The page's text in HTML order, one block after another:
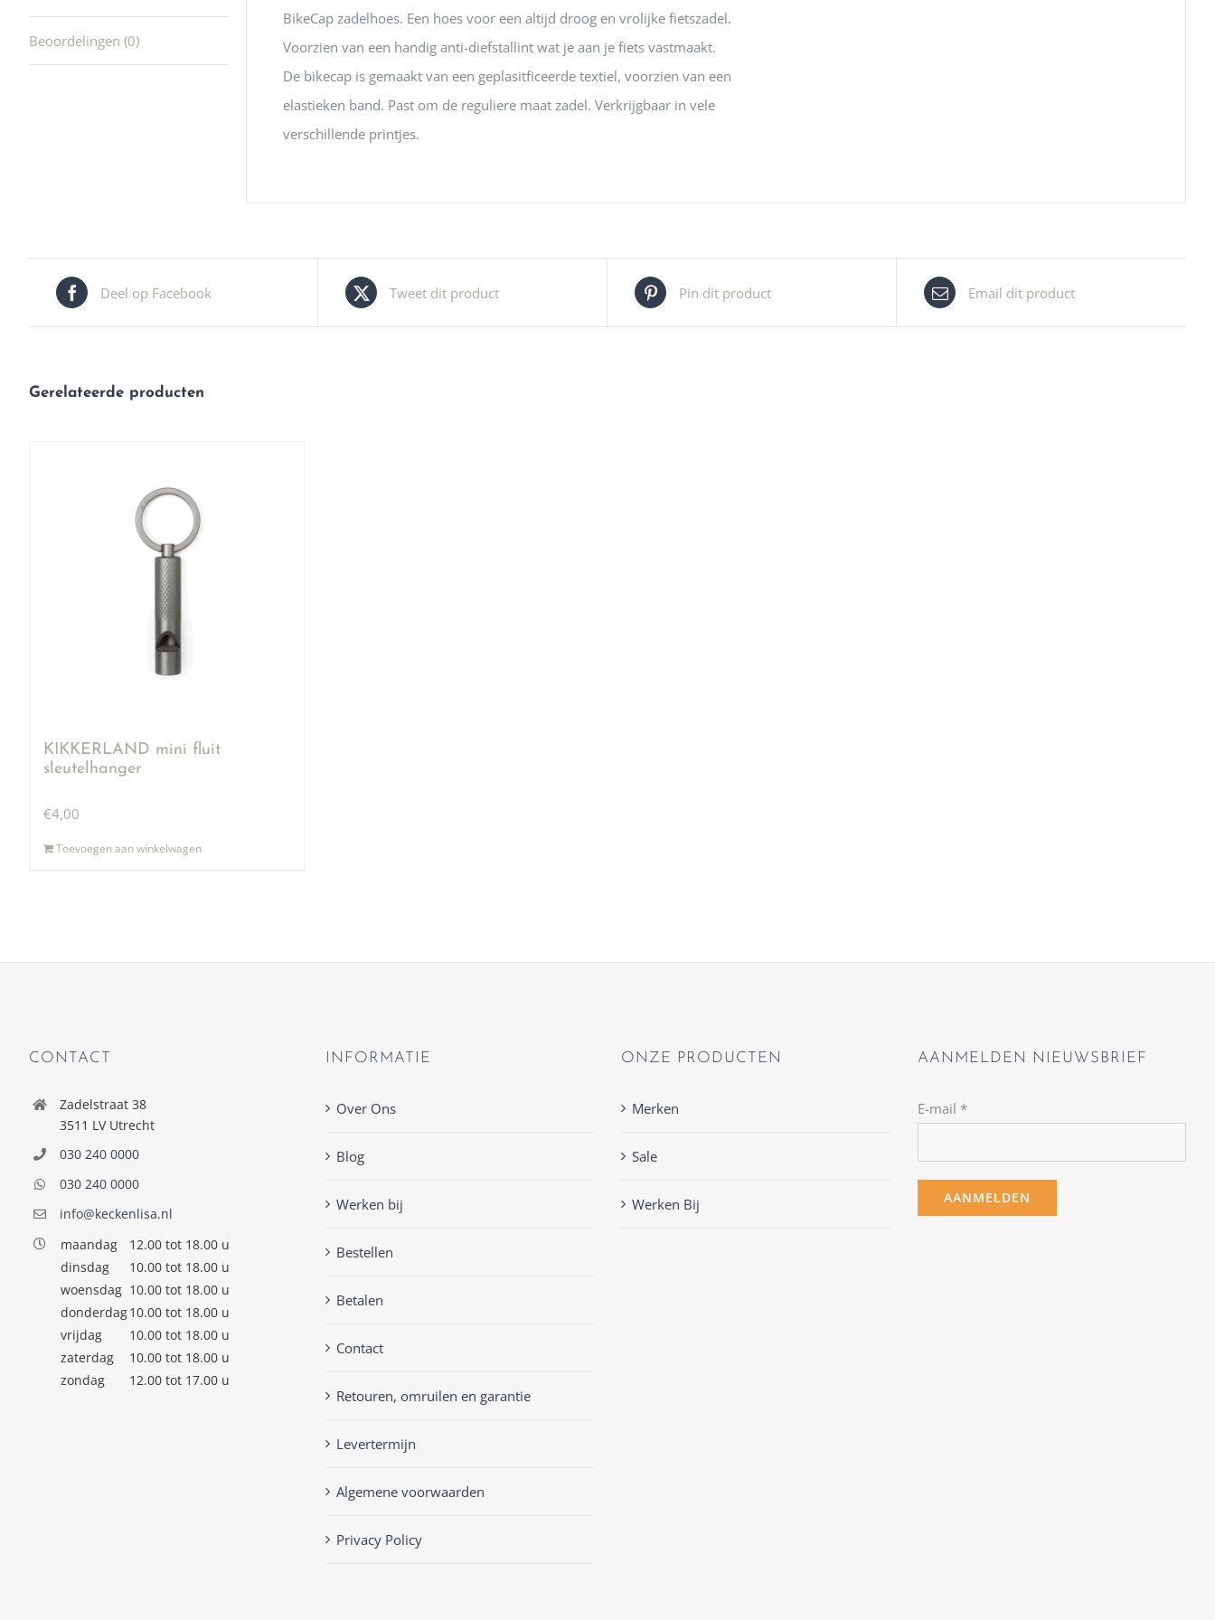
Beoordelingen (0)
BikeCap zadelhoes. Een hoes voor een altijd droog en vrolijke fietszadel.
Voorzien van een handig anti-diefstallint wat je aan je fiets vastmaakt.
De bikecap is gemaakt van een geplasitficeerde textiel, voorzien van een
elastieken band. Past om de reguliere maat zadel. Verkrijgbaar in vele
verschillende printjes.
Deel op Facebook Tweet dit product Pin dit product Email dit product
Gerelateerde producten
KIKKERLAND mini fluit
sleutelhanger
€4,00
Toevoegen aan winkelwagen
CONTACT
Zadelstraat 38
3511 LV Utrecht
030 240 0000
030 240 0000
info@keckenlisa.nl
maandag
12.00 tot 18.00 u
dinsdag
10.00 tot 18.00 u
woensdag 10.00 tot 18.00 u
donderdag10.00 tot 18.00 u
vrijdag
10.00 tot 18.00 u
zaterdag
10.00 tot 18.00 u
zondag
12.00 tot 17.00 u
INFORMATIE
Over Ons
Blog
Werken bij
Bestellen
Betalen
Contact
Retouren, omruilen en garantie
Levertermijn
Algemene voorwaarden
Privacy Policy
ONZE PRODUCTEN
Merken
Sale
Werken Bij
AANMELDEN NIEUWSBRIEF
E-mail *